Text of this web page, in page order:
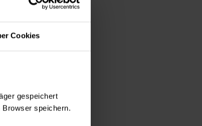
Cookies
gespeichert
speichern.